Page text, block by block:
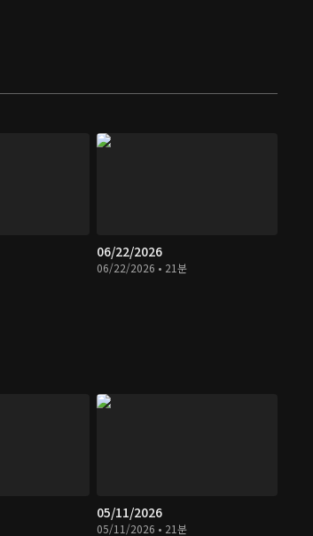
06/22/2026
06/22/2026 • 21분
05/11/2026
05/11/2026 • 21분